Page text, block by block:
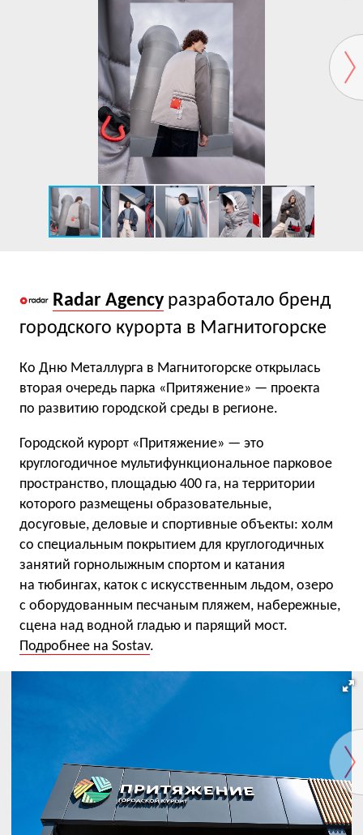
Radar Agency разработало бренд
городского курорта в Магнитогорске
Ко Дню Металлурга в Магнитогорске открылась
вторая очередь парка «Притяжение» — проекта
по развитию городской среды в регионе.
Городской курорт «Притяжение» — это
круглогодичное мультифункциональное парковое
пространство, площадью 400 га, на территории
которого размещены образовательные,
досуговые, деловые и спортивные объекты: холм
со специальным покрытием для круглогодичных
занятий горнолыжным спортом и катания
на тюбингах, каток с искусственным льдом, озеро
с оборудованным песчаным пляжем, набережные,
сцена над водной гладью и парящий мост.
Подробнее на Sostav.